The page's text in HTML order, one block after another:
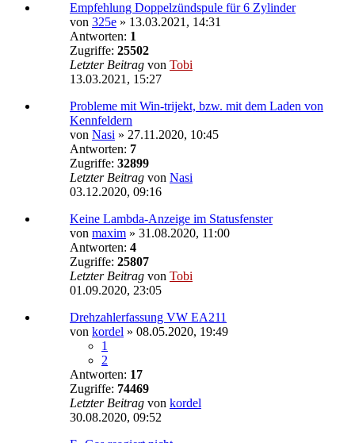
Empfehlung Doppelzündspule für 6 Zylinder
von 325e » 13.03.2021, 14:31
Antworten: 1
Zugriffe: 25502
Letzter Beitrag von Tobi
13.03.2021, 15:27
Probleme mit Win-trijekt, bzw. mit dem Laden von
Kennfeldern
von Nasi » 27.11.2020, 10:45
Antworten: 7
Zugriffe: 32899
Letzter Beitrag von Nasi
03.12.2020, 09:16
Keine Lambda-Anzeige im Statusfenster
von maxim » 31.08.2020, 11:00
Antworten: 4
Zugriffe: 25807
Letzter Beitrag von Tobi
01.09.2020, 23:05
Drehzahlerfassung VW EA211
von kordel » 08.05.2020, 19:49
1
2
Antworten: 17
Zugriffe: 74469
Letzter Beitrag von kordel
30.08.2020, 09:52